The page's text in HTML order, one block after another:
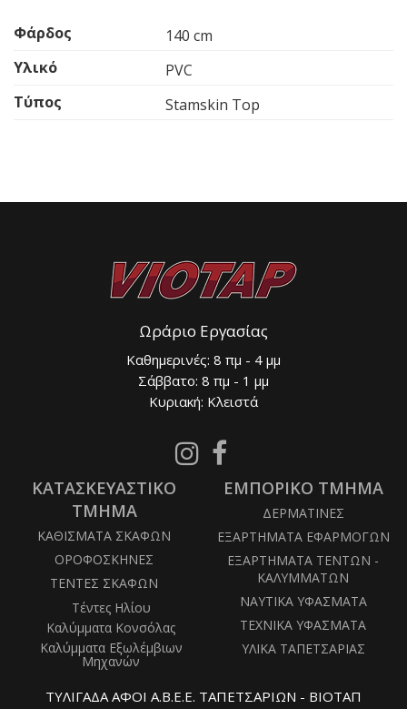
Φάρδος
140 cm
Υλικό
PVC
Τύπος
Stamskin Top
Ωράριο Εργασίας
Καθημερινές: 8 πμ - 4 μμ
Σάββατο: 8 πμ - 1 μμ
Κυριακή: Κλειστά
Follow
on
Facebook
ΚΑΤΑΣΚΕΥΑΣΤΙΚΟ
ΤΜΗΜΑ
ΚΑΘΙΣΜΑΤΑ ΣΚΑΦΩΝ
ΟΡΟΦΟΣΚΗΝΕΣ
ΤΕΝΤΕΣ ΣΚΑΦΩΝ
Τέντες Ηλίου
Καλύμματα Κονσόλας
Καλύμματα Εξωλέμβιων
Μηχανών
ΕΜΠΟΡΙΚΟ ΤΜΗΜΑ
ΔΕΡΜΑΤΙΝΕΣ
ΕΞΑΡΤΗΜΑΤΑ ΕΦΑΡΜΟΓΩΝ
ΕΞΑΡΤΗΜΑΤΑ ΤΕΝΤΩΝ -
ΚΑΛΥΜΜΑΤΩΝ
ΝΑΥΤΙΚΑ ΥΦΑΣΜΑΤΑ
ΤΕΧΝΙΚΑ ΥΦΑΣΜΑΤΑ
ΥΛΙΚΑ ΤΑΠΕΤΣΑΡΙΑΣ
ΤΥΛΙΓΑΔΑ ΑΦΟΙ Α.Β.Ε.Ε. ΤΑΠΕΤΣΑΡΙΩΝ - ΒΙΟΤΑΠ